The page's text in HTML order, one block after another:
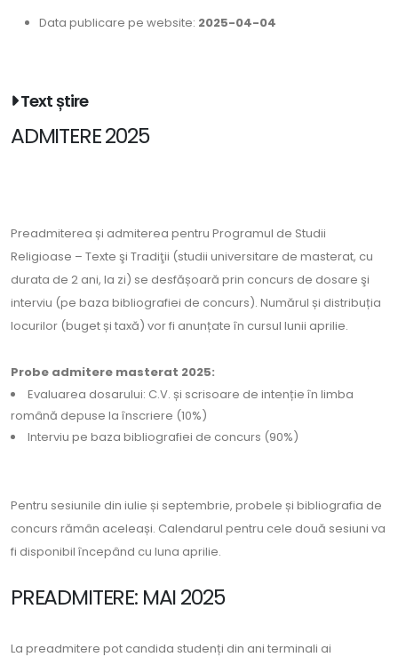
Data publicare pe website: 2025-04-04
Text știre
ADMITERE 2025
Preadmiterea și admiterea pentru Programul de Studii
Religioase – Texte şi Tradiţii (studii universitare de masterat, cu
durata de 2 ani, la zi) se desfășoară prin concurs de dosare şi
interviu (pe baza bibliografiei de concurs). Numărul și distribuția
locurilor (buget și taxă) vor fi anunțate în cursul lunii aprilie.
Probe admitere masterat 2025:
Evaluarea dosarului: C.V. și scrisoare de intenție în limba
română depuse la înscriere (10%)
Interviu pe baza bibliografiei de concurs (90%)
Pentru sesiunile din iulie și septembrie, probele și bibliografia de
concurs rămân aceleași. Calendarul pentru cele două sesiuni va
fi disponibil începând cu luna aprilie.
PREADMITERE: MAI 2025
La preadmitere pot candida studenți din ani terminali ai